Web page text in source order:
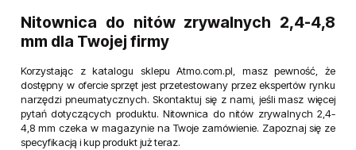
Nitownica do nitów zrywalnych 2,4-4,8
mm dla Twojej firmy
Korzystając z katalogu sklepu Atmo.com.pl, masz pewność, że
dostępny w ofercie sprzęt jest przetestowany przez ekspertów rynku
narzędzi pneumatycznych. Skontaktuj się z nami, jeśli masz więcej
pytań dotyczących produktu. Nitownica do nitów zrywalnych 2,4-
4,8 mm czeka w magazynie na Twoje zamówienie. Zapoznaj się ze
specyfikacją i kup produkt już teraz.